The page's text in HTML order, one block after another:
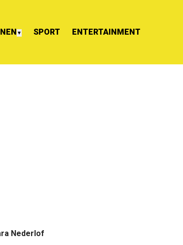
▼ SPORT ENTERTAINMENT
Nederlof